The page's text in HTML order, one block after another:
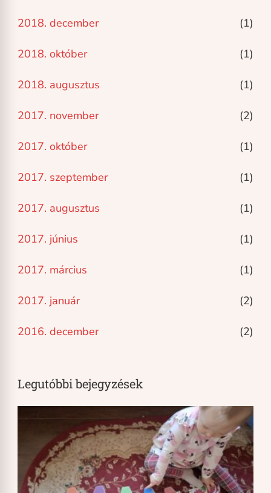
2018. december (1)
2018. október (1)
2018. augusztus (1)
2017. november (2)
2017. október (1)
2017. szeptember (1)
2017. augusztus (1)
2017. június (1)
2017. március (1)
2017. január (2)
2016. december (2)
Legutóbbi bejegyzések